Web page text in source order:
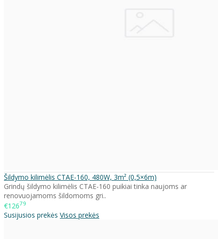
Šildymo kilimėlis CTAE-160, 480W, 3m² (0,5×6m)
Grindų šildymo kilimėlis CTAE-160 puikiai tinka naujoms ar
renovuojamoms šildomoms gri..
€12679
Susijusios prekės Visos prekės